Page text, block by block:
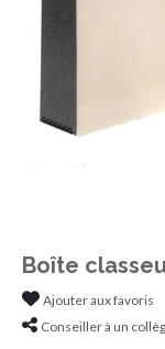
Boîte
Ajouter aux favoris
Conseiller à un